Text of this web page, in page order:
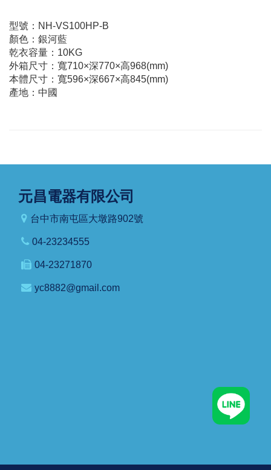
型號：NH-VS100HP-B
顏色：銀河藍
乾衣容量：10KG
外箱尺寸：寬710×深770×高968(mm)
本體尺寸：寬596×深667×高845(mm)
產地：中國
元昌電器有限公司
台中市南屯區大墩路902號
04-23234555
04-23271870
yc8882@gmail.com